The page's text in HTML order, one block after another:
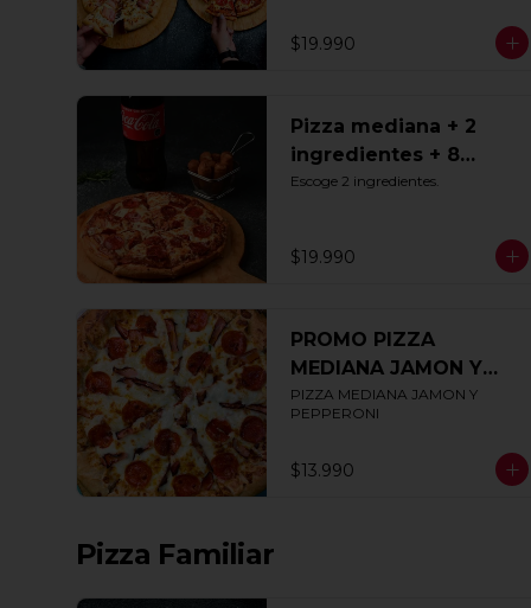
$19.990
Pizza mediana + 2
ingredientes + 8
Tequeños + Bebida
Escoge 2 ingredientes.
$19.990
PROMO PIZZA
MEDIANA JAMON Y
PEPPERONI
PIZZA MEDIANA JAMON Y
PEPPERONI
$13.990
Pizza Familiar